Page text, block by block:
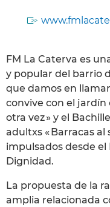
FM La Caterva es
y popular del barrio
que damos en
convive con el jardín
otra vez » y el
adultxs « Barracas al
impulsados desde
Dignidad.
La propuesta de la
amplia relacionada